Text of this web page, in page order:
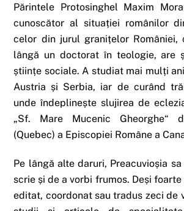
Părintele Protosinghel Maxim
cunoscător al situației românilor
celor din jurul granițelor României,
lângă un doctorat în teologie, are
științe sociale. A studiat mai mulți
Austria și Serbia, iar de curând
unde îndeplinește slujirea de
„Sf. Mare Mucenic Gheorghe“
(Quebec) a Episcopiei Române a
Pe lângă alte daruri, Preacuvioșia
scrie și de a vorbi frumos. Deși
editat, coordonat sau tradus zeci de